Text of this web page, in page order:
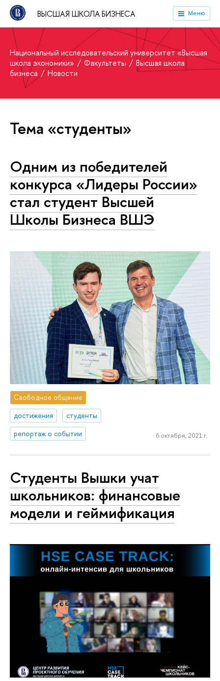
ВЫСШАЯ ШКОЛА БИЗНЕСА Меню
Национальный исследовательский университет «Высшая
школа экономики»
Факультеты
Высшая школа
бизнеса
Новости
Тема «студенты»
Одним из победителей
конкурса «Лидеры России»
стал студент Высшей
Школы Бизнеса ВШЭ
Свободное общение
достижения
студенты
репортаж о событии
6 октября, 2021 г.
Студенты Вышки учат
школьников: финансовые
модели и геймификация